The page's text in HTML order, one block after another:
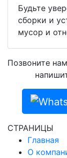
Будьте
сборки и
мусор и
Позвоните
СТРАНИЦЫ
Главная
О